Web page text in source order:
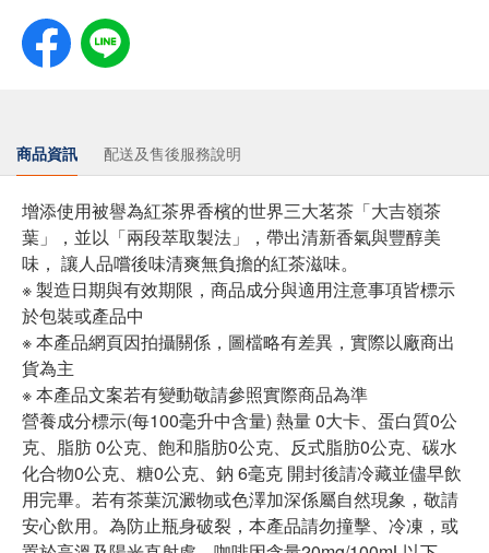
商品資訊 配送及售後服務說明
增添使用被譽為紅茶界香檳的世界三大茗茶「大吉嶺茶
葉」，並以「兩段萃取製法」，帶出清新香氣與豐醇美
味， 讓人品嚐後味清爽無負擔的紅茶滋味。
※ 製造日期與有效期限，商品成分與適用注意事項皆標示
於包裝或產品中
※ 本產品網頁因拍攝關係，圖檔略有差異，實際以廠商出
貨為主
※ 本產品文案若有變動敬請參照實際商品為準
營養成分標示(每100毫升中含量) 熱量 0大卡、蛋白質0公
克、脂肪 0公克、飽和脂肪0公克、反式脂肪0公克、碳水
化合物0公克、糖0公克、鈉 6毫克 開封後請冷藏並儘早飲
用完畢。若有茶葉沉澱物或色澤加深係屬自然現象，敬請
安心飲用。為防止瓶身破裂，本產品請勿撞擊、冷凍，或